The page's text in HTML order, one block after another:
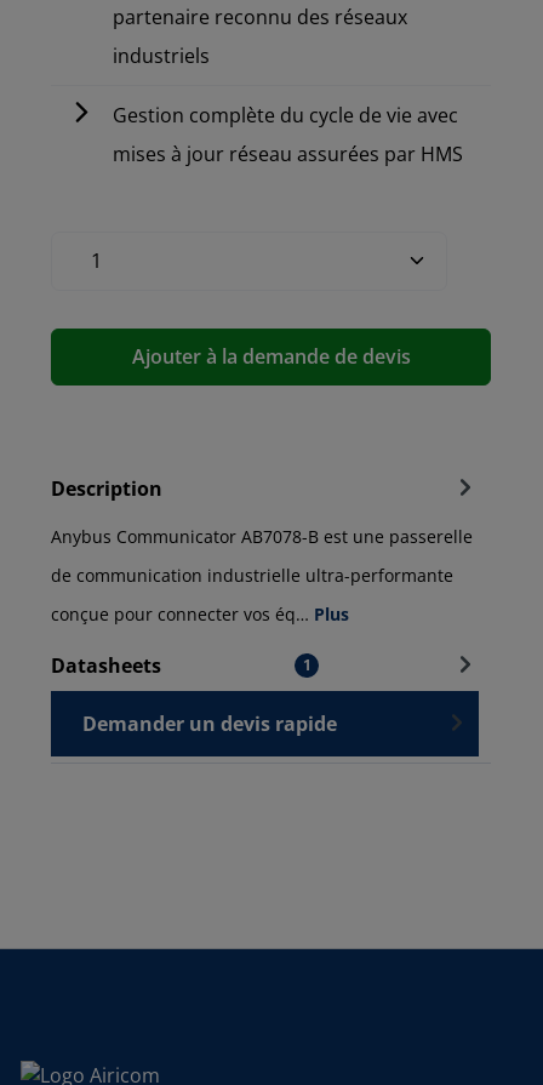
partenaire reconnu des réseaux
industriels
Gestion complète du cycle de vie avec
mises à jour réseau assurées par HMS
Ajouter à la demande de devis
Description
Anybus Communicator AB7078-B est une passerelle
de communication industrielle ultra-performante
conçue pour connecter vos éq… Plus
Datasheets 1
Demander un devis rapide